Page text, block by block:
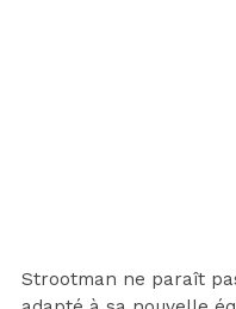
Strootman ne paraît